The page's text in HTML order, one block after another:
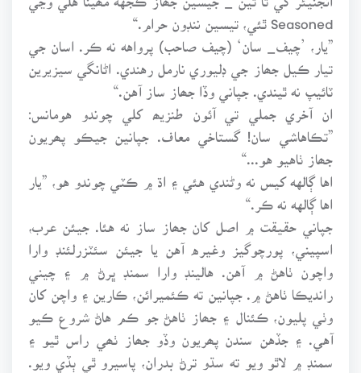
”يار، ’چيف_ سان‘ (چيف صاحب) پرواهه نه ڪر. اسان جي
تيار ڪيل جھاز جي ڊليوري نارمل رهندي. اڻانگي سيزيرين
ٽائيپ نه ٿيندي. جپاني وڏا جھاز ساز آهن.“
ان آخري جملي تي آئون طنزيھ کلي چوندو هومانس:
”تڪاهاشي سان! گستاخي معاف. جپانين جيڪو پھريون
جھاز ٺاهيو هو...“
اها ڳالهه کيس نه وڻندي هئي ۽ اڌ ۾ ڪٽي چوندو هو، ”يار
اها ڳالهه نه ڪر.“
جپاني حقيقت ۾ اصل کان جھاز ساز نه هئا. جيئن عرب،
اسپيني، پورچوگيز وغيره آهن يا جيئن سئٽزرلئنڊ وارا
واچون ٺاهڻ ۾ آهن. هالينڊ وارا سمنڊ ڀرڻ ۾ ۽ چيني
رانديڪا ٺاهڻ ۾. جپانين ته ڪئميرائن، ڪارين ۽ واچن کان
وٺي پليون، ڪئنال ۽ جھاز ٺاهڻ جو ڪم هاڻ شروع ڪيو
آهي. ۽ جڏهن سندن پھريون وڏو جھاز ٺھي راس ٿيو ۽
سمنڊ ۾ لاٿو ويو ته سڌو ترڻ بدران، پاسيرو ٿي ٻڏي ويو.